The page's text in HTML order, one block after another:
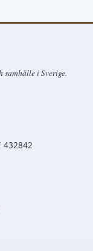
samhälle i Sverige.
432842